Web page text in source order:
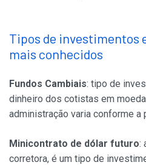
Tipos de investimentos
mais conhecidos
Fundos Cambiais: tipo de
dinheiro dos cotistas em
administração varia conforme a
Minicontrato de dólar futuro:
corretora, é um tipo de